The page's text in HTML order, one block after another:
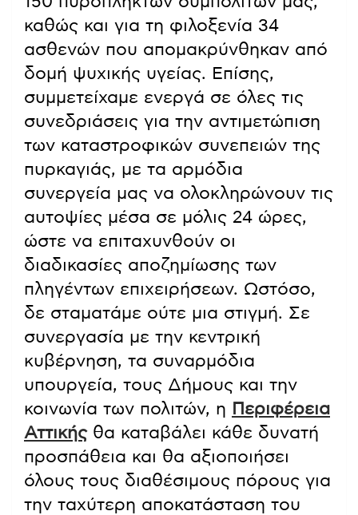
καθώς και για τη φιλοξενία 34
ασθενών που απομακρύνθηκαν από
δομή ψυχικής υγείας. Επίσης,
συμμετείχαμε ενεργά σε όλες τις
συνεδριάσεις για την αντιμετώπιση
των καταστροφικών συνεπειών της
πυρκαγιάς, με τα αρμόδια
συνεργεία μας να ολοκληρώνουν τις
αυτοψίες μέσα σε μόλις 24 ώρες,
ώστε να επιταχυνθούν οι
διαδικασίες αποζημίωσης των
πληγέντων επιχειρήσεων. Ωστόσο,
δε σταματάμε ούτε μια στιγμή. Σε
συνεργασία με την κεντρική
κυβέρνηση, τα συναρμόδια
υπουργεία, τους Δήμους και την
κοινωνία των πολιτών, η Περιφέρεια
Αττικήςθα καταβάλει κάθε δυνατή
προσπάθεια και θα αξιοποιήσει
όλους τους διαθέσιμους πόρους για
την ταχύτερη αποκατάσταση του